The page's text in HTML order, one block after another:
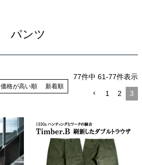
パンツ
価格が高い順 新着順
77件中 61-77件表示
1 2 3